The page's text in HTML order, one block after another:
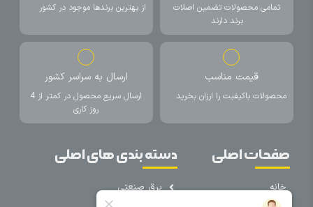
تمامی محصولات تضمین اصلات
برند دارند
از بهترین برندها موجود در کشور
قیمت مناسب
محصولات باکیفیت را ارزان بخرید
ارسال به سراسر کشور
ارسال سریع محصول در کمتر از 4
روز کاری
صفحات اصلی
خانه
دسته بندی های اصلی
برق صنعتی